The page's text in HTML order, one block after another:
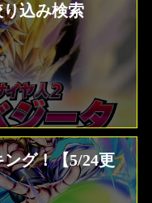
込み検索